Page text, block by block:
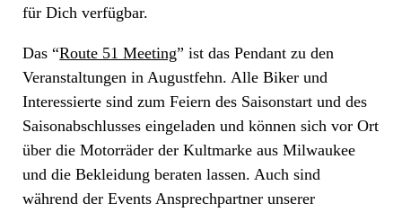
für Dich verfügbar.
Das “Route 51 Meeting” ist das Pendant zu den
Veranstaltungen in Augustfehn. Alle Biker und
Interessierte sind zum Feiern des Saisonstart und des
Saisonabschlusses eingeladen und können sich vor Ort
über die Motorräder der Kultmarke aus Milwaukee
und die Bekleidung beraten lassen. Auch sind
während der Events Ansprechpartner unserer